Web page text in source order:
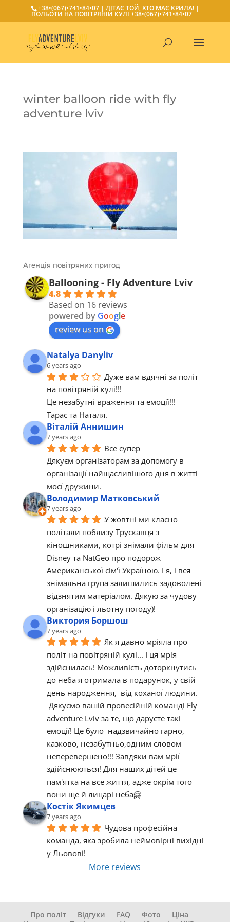
+38•(067)•741•84•07| ЛІТАЄ ТОЙ, ХТО МАЄ КРИЛА! |
ПОЛЬОТИ НА ПОВІТРЯНІЙ КУЛІ +38•(067)•741•84•07
winter balloon ride with fly
adventure lviv
Агенція повітряних пригод
Ballooning - Fly Adventure Lviv
4.8
Based on 16 reviews
powered by Google
review us on
Natalya Danyliv
6 years ago
Дуже вам вдячні за політ
на повітряній кулі!!!
Це незабутні враження та емоції!!!
Тарас та Наталя.
Віталій Аннишин
7 years ago
Все супер
Дякуєм організаторам за допомогу в
організації найщасливішого дня в житті
моєї дружини.
Володимир Матковський
7 years ago
У жовтні ми класно
політали поблизу Трускавця з
кіношниками, котрі знімали фільм для
Disney та NatGeo про подорож
Американської сім'ї Україною. І я, і вся
знімальна група залишились задоволені
відзнятим матеріалом. Дякую за чудову
організацію і льотну погоду)!
Виктория Боршош
7 years ago
Як я давно мріяла про
політ на повітряній кулі... І ця мрія
здійснилась! Можливість доторкнутись
до неба я отримала в подарунок, у свій
день народження,  від коханої людини.
adventure Lviv за те, що даруєте такі
емоції! Це було  надзвичайно гарно,
казково, незабутньо,одним словом
неперевершено!!! Завдяки вам мрії
здійснюються! Для наших дітей це
пам'ятка на все життя, адже окрім того
вони ще й лицарі неба🤗
Костік Якимцев
7 years ago
Чудова професійна
команда, яка зробила неймовірні вихідні
у Льовові!
More reviews
Про політ Відгуки FAQ Фото
Ціна